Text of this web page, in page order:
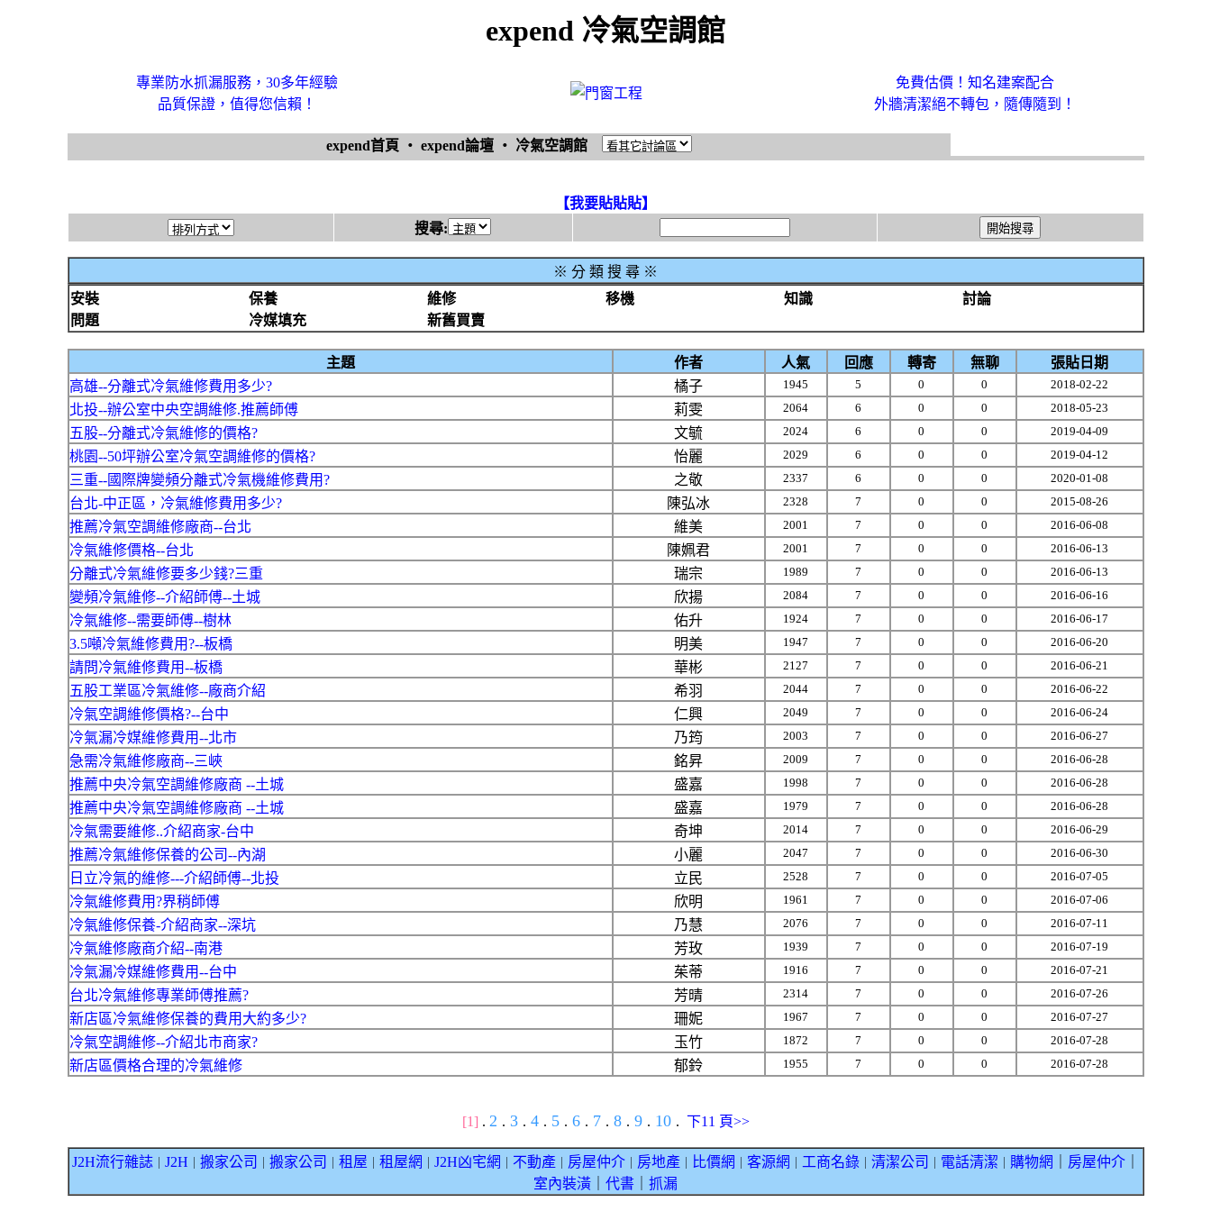
expend 冷氣空調館
專業防水抓漏服務，30多年經驗
品質保證，值得您信賴！
免費估價！知名建案配合
外牆清潔絕不轉包，隨傳隨到！
expend首頁 ‧ expend論壇 ‧ 冷氣空調館
【我要貼貼貼】
搜尋:
※ 分 類 搜 尋 ※
安裝
保養 維修 移機 知識
討論
問題
冷媒填充 新舊買賣
主題 作者 人氣 回應 轉寄 無聊
張貼日期
高雄--分離式冷氣維修費用多少?
橘子 1945 5 0 0 2018-02-22
北投--辦公室中央空調維修.推薦師傅 莉雯 2064 6 0 0 2018-05-23
五股--分離式冷氣維修的價格? 文毓 2024 6 0 0 2019-04-09
桃園--50坪辦公室冷氣空調維修的價格? 怡麗 2029 6 0 0 2019-04-12
三重--國際牌變頻分離式冷氣機維修費用? 之敬 2337 6 0 0 2020-01-08
台北-中正區，冷氣維修費用多少? 陳弘冰 2328 7 0 0 2015-08-26
推薦冷氣空調維修廠商--台北 維美 2001 7 0 0 2016-06-08
冷氣維修價格--台北 陳姵君 2001 7 0 0 2016-06-13
分離式冷氣維修要多少錢?三重 瑞宗 1989 7 0 0 2016-06-13
變頻冷氣維修--介紹師傅--土城 欣揚 2084 7 0 0 2016-06-16
冷氣維修--需要師傅--樹林 佑升 1924 7 0 0 2016-06-17
3.5噸冷氣維修費用?--板橋 明美 1947 7 0 0 2016-06-20
請問冷氣維修費用--板橋 華彬 2127 7 0 0 2016-06-21
五股工業區冷氣維修--廠商介紹 希羽 2044 7 0 0 2016-06-22
冷氣空調維修價格?--台中 仁興 2049 7 0 0 2016-06-24
冷氣漏冷媒維修費用--北市 乃筠 2003 7 0 0 2016-06-27
急需冷氣維修廠商--三峽 銘昇 2009 7 0 0 2016-06-28
推薦中央冷氣空調維修廠商 --土城 盛嘉 1998 7 0 0 2016-06-28
推薦中央冷氣空調維修廠商 --土城 盛嘉 1979 7 0 0 2016-06-28
冷氣需要維修..介紹商家-台中 奇坤 2014 7 0 0 2016-06-29
推薦冷氣維修保養的公司--內湖 小麗 2047 7 0 0 2016-06-30
日立冷氣的維修---介紹師傅--北投 立民 2528 7 0 0 2016-07-05
冷氣維修費用?界稍師傅 欣明 1961 7 0 0 2016-07-06
冷氣維修保養-介紹商家--深坑 乃慧 2076 7 0 0 2016-07-11
冷氣維修廠商介紹--南港 芳玫 1939 7 0 0 2016-07-19
冷氣漏冷媒維修費用--台中 茱蒂 1916 7 0 0 2016-07-21
台北冷氣維修專業師傅推薦? 芳晴 2314 7 0 0 2016-07-26
新店區冷氣維修保養的費用大約多少? 珊妮 1967 7 0 0 2016-07-27
冷氣空調維修--介紹北市商家? 玉竹 1872 7 0 0 2016-07-28
新店區價格合理的冷氣維修 郁鈴 1955 7 0 0 2016-07-28
[1] . 2 . 3 . 4 . 5 . 6 . 7 . 8 . 9 . 10 . 下11 頁>>
J2H流行雜誌｜ J2H 搬家公司 搬家公司 租屋 租屋網 J2H凶宅網 不動產｜ 房屋仲介｜ 房地產｜ 比價網 客源網 工商名錄｜ 清潔公司 電話清潔 購物網 房屋仲介｜
室內裝潢
代書 抓漏